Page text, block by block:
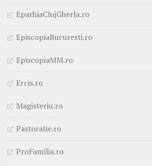
EparhiaClujGherla.ro
EpiscopiaBucuresti.ro
EpiscopiaMM.ro
Ercis.ro
Magisteriu.ro
Pastoratie.ro
ProFamilia.ro